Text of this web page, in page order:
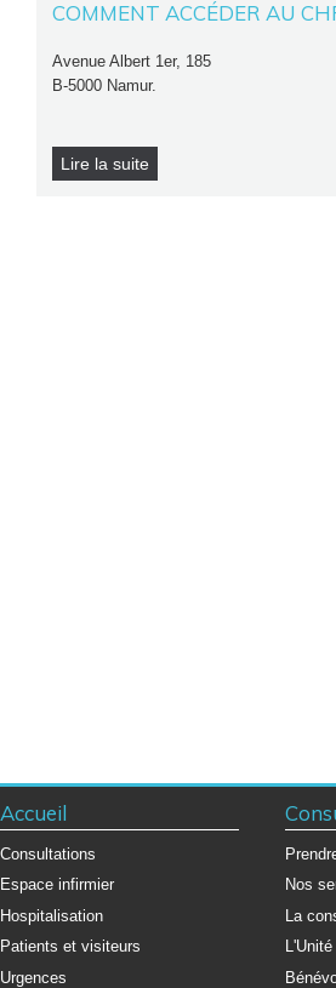
COMMENT ACCÉDER AU
Avenue Albert 1er, 185
B-5000 Namur.
Lire la suite
Accueil
Consultations
Espace infirmier
Hospitalisation
Patients et visiteurs
Urgences
Nos
La